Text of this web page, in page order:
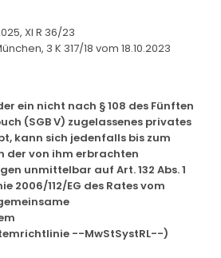
XI R 36/23
3 K 317/18 vom 18.10.2023
ein nicht nach § 108 des Fünften
(SGB V) zugelassenes privates
kann sich jedenfalls bis zum
der von ihm erbrachten
unmittelbar auf Art. 132 Abs. 1
2006/112/EG des Rates vom
--MwStSystRL--)